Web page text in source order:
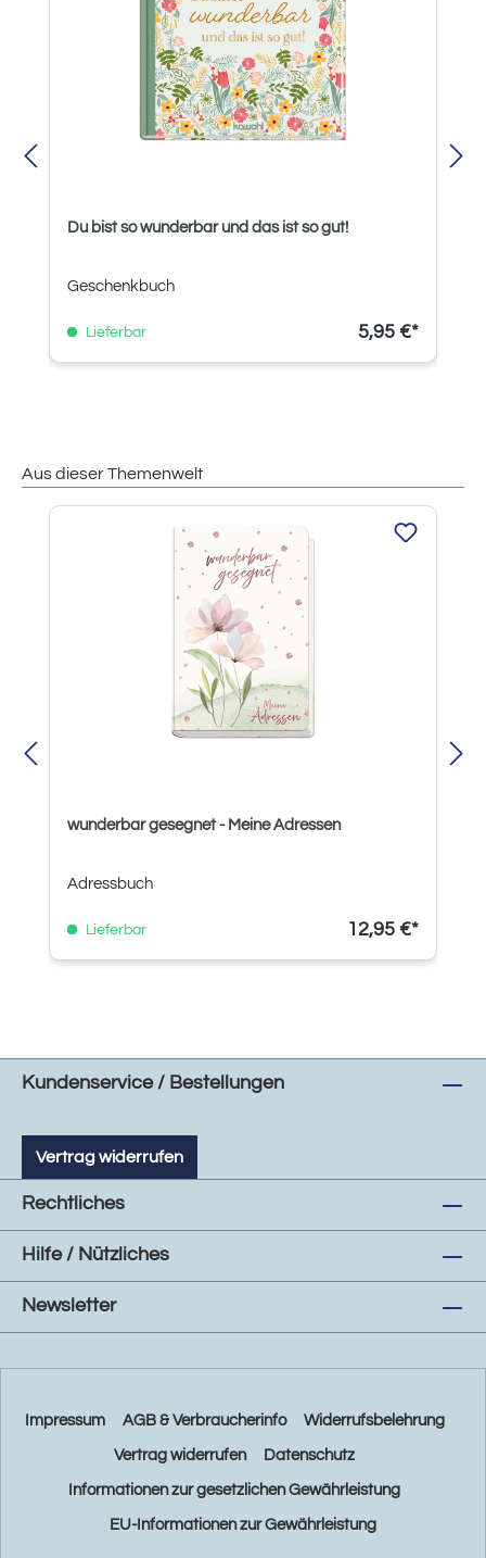
Du bist so wunderbar und das ist so gut!
Geschenkbuch
Lieferbar 5,95 €*
Aus dieser Themenwelt
Produktgalerie überspringen
wunderbar gesegnet - Meine Adressen
Adressbuch
Lieferbar 12,95 €*
Kundenservice / Bestellungen
Vertrag widerrufen
Rechtliches
Hilfe / Nützliches
Newsletter
Impressum AGB & Verbraucherinfo Widerrufsbelehrung
Vertrag widerrufen Datenschutz
Informationen zur gesetzlichen Gewährleistung
EU-Informationen zur Gewährleistung